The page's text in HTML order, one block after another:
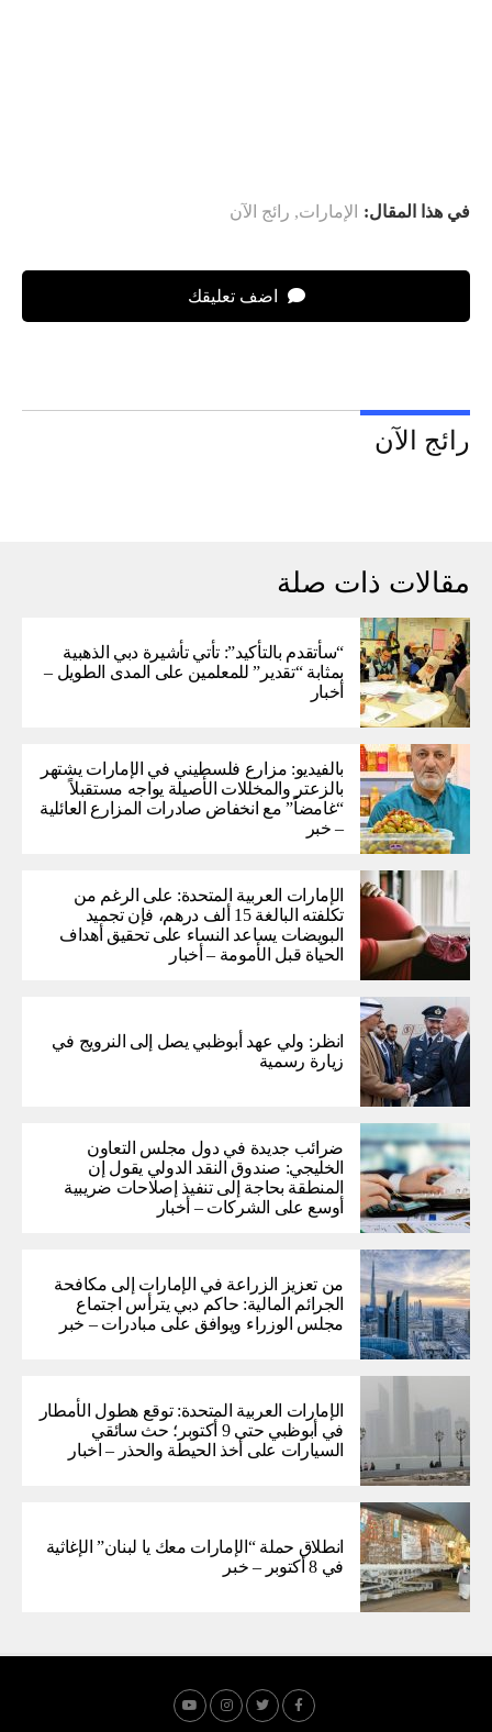
في هذا المقال: الإمارات, رائج الآن
اضف تعليقك
رائج الآن
مقالات ذات صلة
“سأتقدم بالتأكيد”: تأتي تأشيرة دبي الذهبية
بمثابة “تقدير” للمعلمين على المدى الطويل –
أخبار
بالفيديو: مزارع فلسطيني في الإمارات يشتهر
بالزعتر والمخللات الأصيلة يواجه مستقبلاً
“غامضاً” ​​مع انخفاض صادرات المزارع العائلية
– خبر
الإمارات العربية المتحدة: على الرغم من
تكلفته البالغة 15 ألف درهم، فإن تجميد
البويضات يساعد النساء على تحقيق أهداف
الحياة قبل الأمومة – أخبار
انظر: ولي عهد أبوظبي يصل إلى النرويج في
زيارة رسمية
ضرائب جديدة في دول مجلس التعاون
الخليجي: صندوق النقد الدولي يقول إن
المنطقة بحاجة إلى تنفيذ إصلاحات ضريبية
أوسع على الشركات – أخبار
من تعزيز الزراعة في الإمارات إلى مكافحة
الجرائم المالية: حاكم دبي يترأس اجتماع
مجلس الوزراء ويوافق على مبادرات – خبر
الإمارات العربية المتحدة: توقع هطول الأمطار
في أبوظبي حتى 9 أكتوبر؛ حث سائقي
السيارات على أخذ الحيطة والحذر – اخبار
انطلاق حملة “الإمارات معك يا لبنان” الإغاثية
في 8 أكتوبر – خبر